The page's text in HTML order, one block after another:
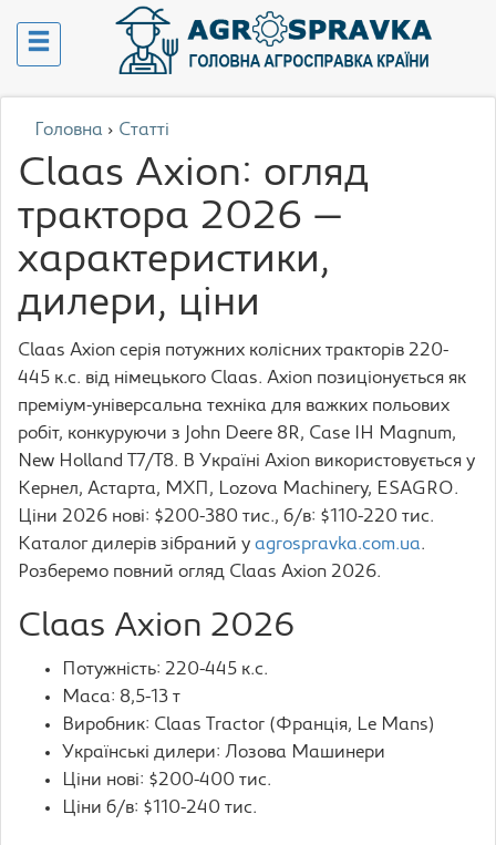
Головна › Статті
Claas Axion: огляд
трактора 2026 —
характеристики,
дилери, ціни
Claas Axion серія потужних колісних тракторів 220-
445 к.с. від німецького Claas. Axion позиціонується як
преміум-універсальна техніка для важких польових
робіт, конкуруючи з John Deere 8R, Case IH Magnum,
New Holland T7/T8. В Україні Axion використовується у
Кернел, Астарта, МХП, Lozova Machinery, ESAGRO.
Ціни 2026 нові: $200-380 тис., б/в: $110-220 тис.
Каталог дилерів зібраний у agrospravka.com.ua.
Розберемо повний огляд Claas Axion 2026.
Claas Axion 2026
Потужність: 220-445 к.с.
Маса: 8,5-13 т
Виробник: Claas Tractor (Франція, Le Mans)
Українські дилери: Лозова Машинери
Ціни нові: $200-400 тис.
Ціни б/в: $110-240 тис.